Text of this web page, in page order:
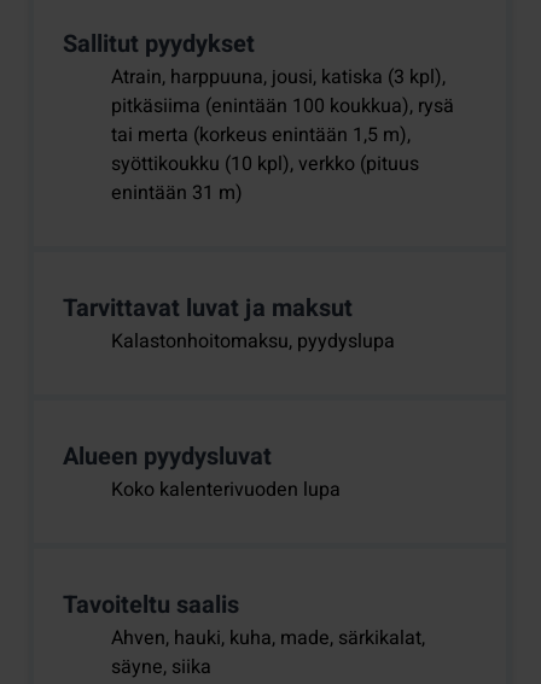
Sallitut pyydykset
Atrain, harppuuna, jousi, katiska (3 kpl),
pitkäsiima (enintään 100 koukkua), rysä
tai merta (korkeus enintään 1,5 m),
syöttikoukku (10 kpl), verkko (pituus
enintään 31 m)
Tarvittavat luvat ja maksut
Kalastonhoitomaksu, pyydyslupa
Alueen pyydysluvat
Koko kalenterivuoden lupa
Tavoiteltu saalis
Ahven, hauki, kuha, made, särkikalat,
säyne, siika